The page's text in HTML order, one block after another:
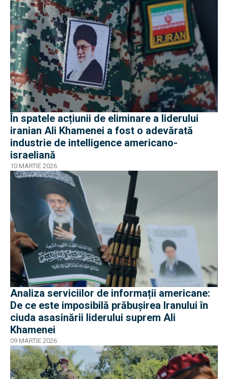
În spatele acțiunii de eliminare a liderului
iranian Ali Khamenei a fost o adevărată
industrie de intelligence americano-
israeliană
10 MARTIE 2026
Analiza serviciilor de informații americane:
De ce este imposibilă prăbușirea Iranului în
ciuda asasinării liderului suprem Ali
Khamenei
09 MARTIE 2026
EXCLUSIV